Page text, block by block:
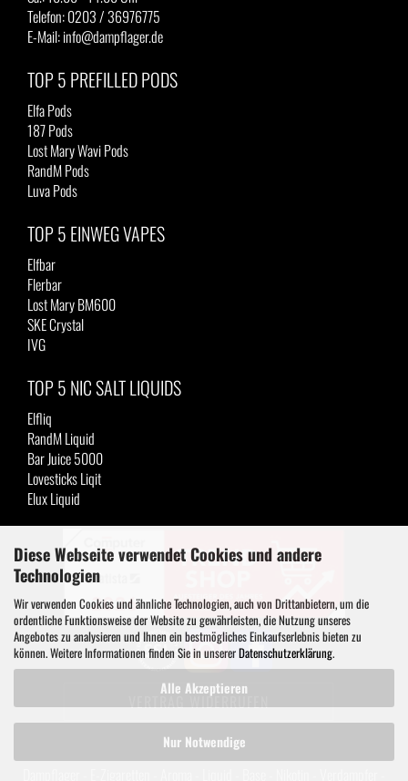
Diese Webseite verwendet Cookies und andere
Technologien
Wir verwenden Cookies und ähnliche Technologien, auch von Drittanbietern, um die
ordentliche Funktionsweise der Website zu gewährleisten, die Nutzung unseres
Angebotes zu analysieren und Ihnen ein bestmögliches Einkaufserlebnis bieten zu
können. Weitere Informationen finden Sie in unsererDatenschutzerklärung.
Alle Akzeptieren
Nur Notwendige
Telefon: 0203 / 36976775
E-Mail: info@dampflager.de
TOP 5 PREFILLED PODS
Elfa Pods
187 Pods
Lost Mary Wavi Pods
RandM Pods
Luva Pods
TOP 5 EINWEG VAPES
Elfbar
Flerbar
Lost Mary BM600
SKE Crystal
IVG
TOP 5 NIC SALT LIQUIDS
Elfliq
RandM Liquid
Bar Juice 5000
Lovesticks Liqit
Elux Liquid
VERTRAG WIDERRUFEN